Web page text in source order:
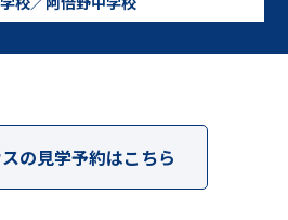
の見学予約はこちら